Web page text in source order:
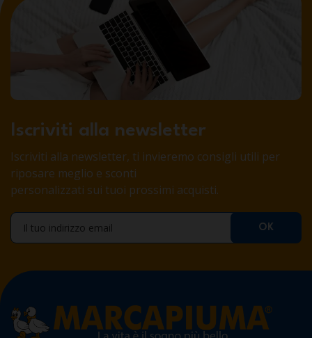
Iscriviti alla newsletter
Iscriviti alla newsletter, ti invieremo consigli utili per
riposare meglio e sconti
personalizzati sui tuoi prossimi acquisti.